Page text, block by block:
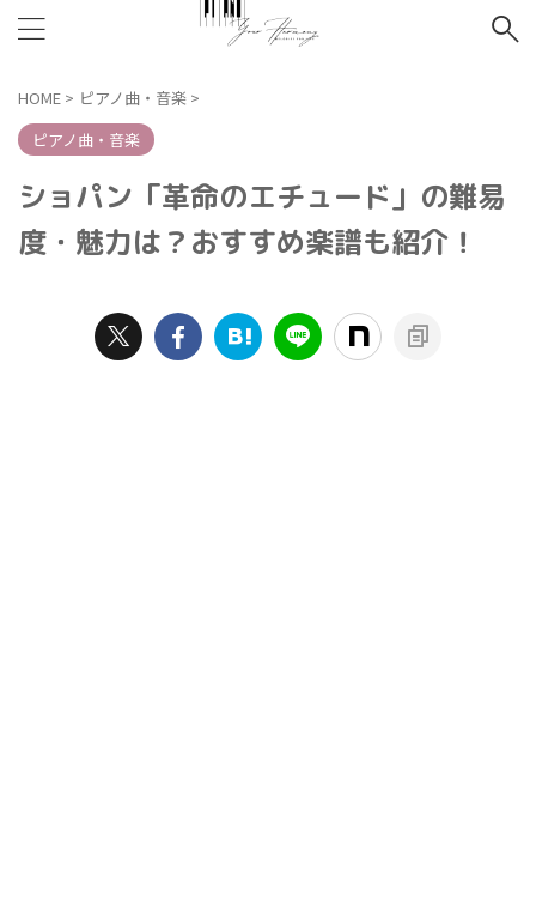
HOME > ピアノ曲・音楽 >
ピアノ曲・音楽
ショパン「革命のエチュード」の難易
度・魅力は？おすすめ楽譜も紹介！